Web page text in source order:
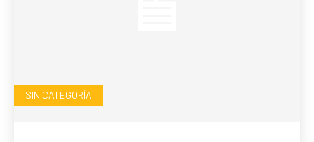
SIN CATEGORÍA